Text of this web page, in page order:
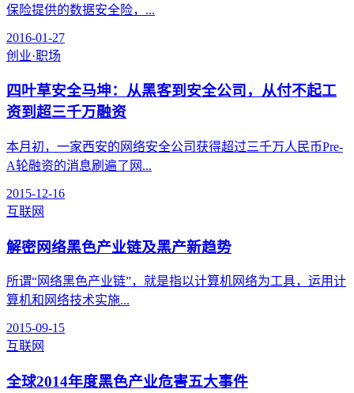
保险提供的数据安全险，...
2016-01-27
创业·职场
四叶草安全马坤：从黑客到安全公司，从付不起工
资到超三千万融资
本月初，一家西安的网络安全公司获得超过三千万人民币Pre-
A轮融资的消息刷遍了网...
2015-12-16
互联网
解密网络黑色产业链及黑产新趋势
所谓“网络黑色产业链”，就是指以计算机网络为工具，运用计
算机和网络技术实施...
2015-09-15
互联网
全球2014年度黑色产业危害五大事件